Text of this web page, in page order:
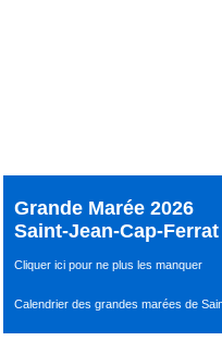
Grande Marée 2026
Saint-Jean-Cap-Ferrat
Cliquer ici pour ne plus les manquer
Calendrier des grandes marées de